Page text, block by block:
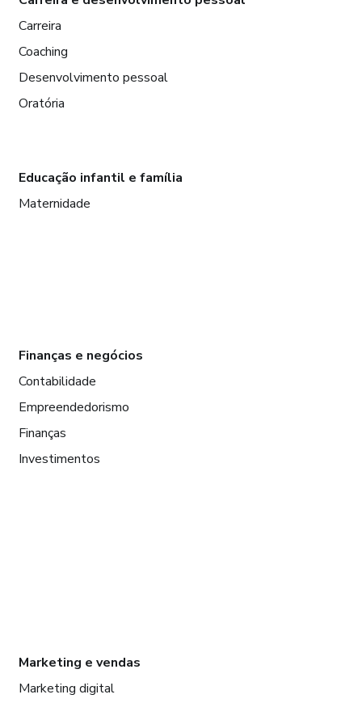
Carreira
Coaching
Desenvolvimento pessoal
Oratória
Educação infantil e família
Maternidade
Finanças e negócios
Contabilidade
Empreendedorismo
Finanças
Investimentos
Marketing e vendas
Marketing digital